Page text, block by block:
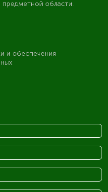
области.
и обеспечения